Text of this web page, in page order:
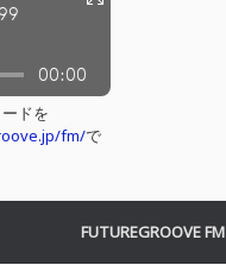
ドを
fm/で
FUTUREGROOVE FM